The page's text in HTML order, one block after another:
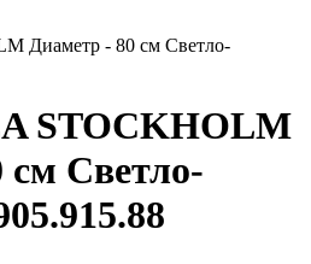
Диаметр - 80 см Светло-
STOCKHOLM
см Светло-